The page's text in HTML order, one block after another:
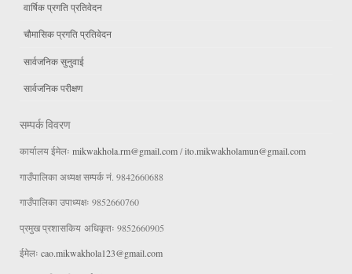
वार्षिक प्रगति प्रतिवेदन
चौमासिक प्रगति प्रतिवेदन
सार्वजनिक सुनुवाई
सार्वजनिक परीक्षण
सम्पर्क विवरण
कार्यालय ईमेलः mikwakhola.rm@gmail.com/ito.mikwakholamun@gmail.com
गाउँपालिका अध्यक्ष सम्पर्क नं. 9842660688
गाउँपालिका उपाध्यक्षः 9852660760
प्रमुख प्रशासकिय अधिकृतः 9852660905
ईमेलः cao.mikwakhola123@gmail.com